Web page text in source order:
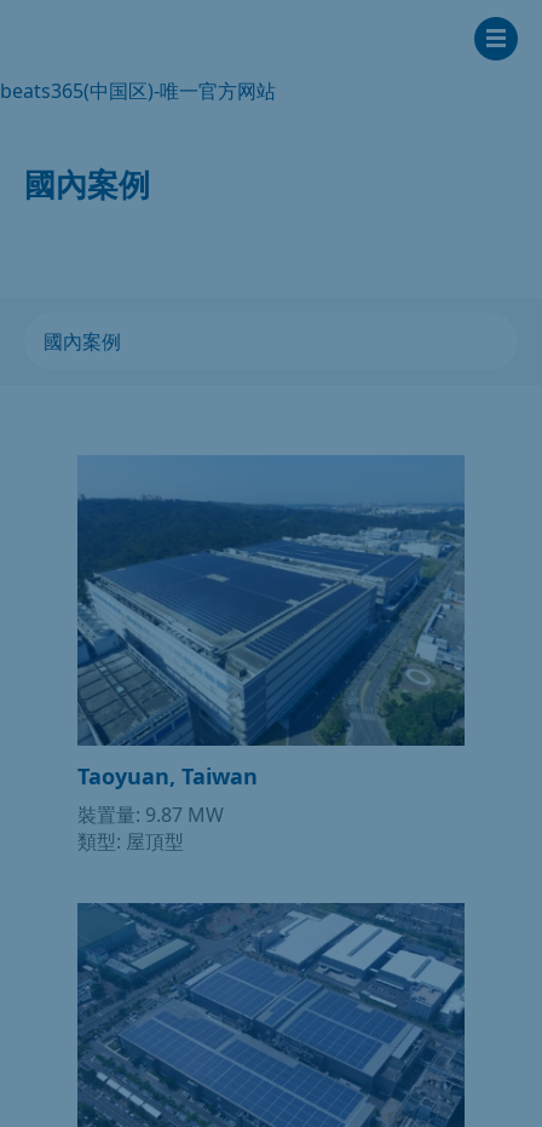
beats365(中国区)-唯一官方网站
國內案例
Taoyuan, Taiwan
裝置量: 9.87 MW
類型: 屋頂型